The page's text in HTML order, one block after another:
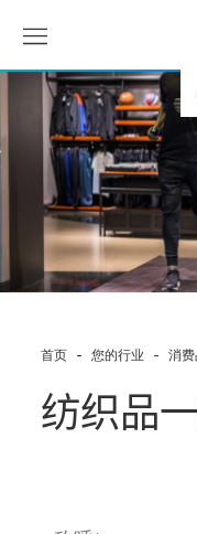
检
理
化
首页 您的行业 消费
纺织品